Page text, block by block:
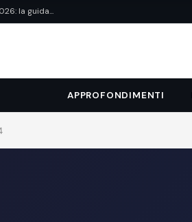
la guida...
APPROFONDIMENTI